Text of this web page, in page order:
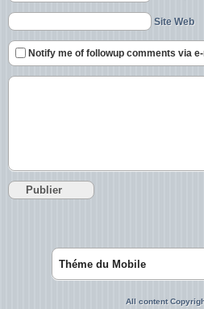
Site Web
Notify me of followup comments via
Théme du Mobile
All content